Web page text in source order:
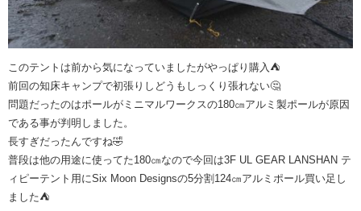
このテントは前から気になっていましたがやっぱり購入⛺️
前回の知床キャンプで初張りしどうもしっくり張れない🤔
問題だったのはポールがミニマルワークスの180㎝アルミ製ポールが原因
である事が判明しました。
長すぎだったんですね🤣
普段は他の用途に使ってた180㎝なので今回は3F UL GEAR LANSHAN テ
ィピーテント用にSix Moon Designsの5分割124㎝アルミポール買い足し
ました⛺️